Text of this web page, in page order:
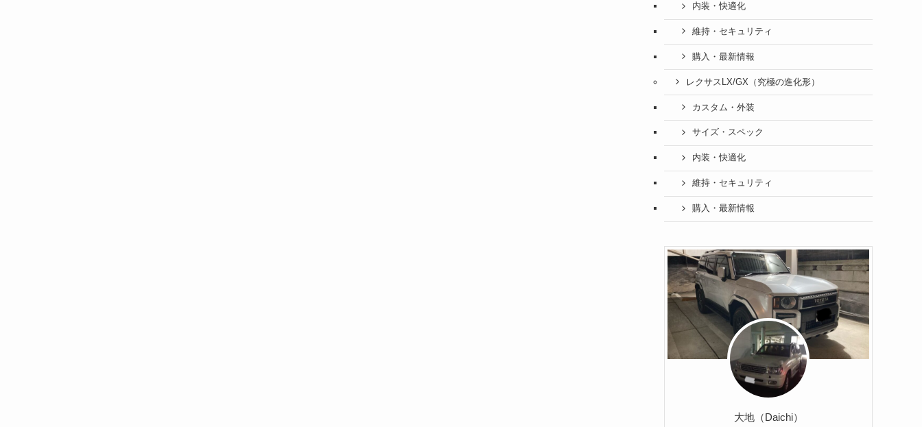
内装・快適化
維持・セキュリティ
購入・最新情報
レクサスLX/GX（究極の進化形）
カスタム・外装
サイズ・スペック
内装・快適化
維持・セキュリティ
購入・最新情報
大地（Daichi）